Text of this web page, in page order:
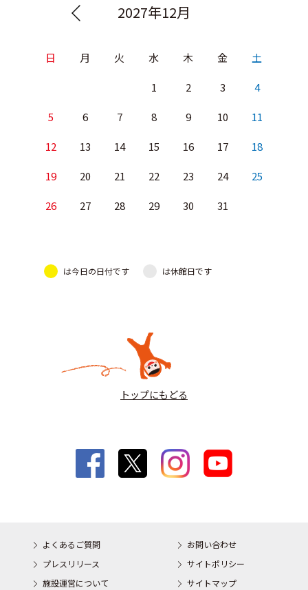
2027年12月
日 月 火 水 木 金 土
1 2 3 4
5 6 7 8 9 10 11
12 13 14 15 16 17 18
19 20 21 22 23 24 25
26 27 28 29 30 31
は今日の日付です は休館日です
トップにもどる
よくあるご質問
お問い合わせ
プレスリリース
サイトポリシー
施設運営について
サイトマップ